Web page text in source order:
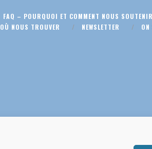
FAQ – POURQUOI ET COMMENT NOUS SOUTENIR
OÙ NOUS TROUVER NEWSLETTER